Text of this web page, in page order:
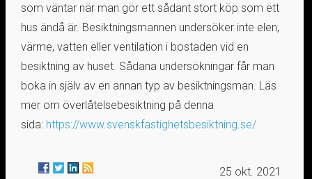
som väntar när man gör ett sådant stort köp som ett
hus ändå är. Besiktningsmannen undersöker inte elen,
värme, vatten eller ventilation i bostaden vid en
besiktning av huset. Sådana undersökningar får man
boka in själv av en annan typ av besiktningsman. Läs
mer om överlåtelsebesiktning på denna
sida: https://www.svenskfastighetsbesiktning.se/
25 okt. 2021